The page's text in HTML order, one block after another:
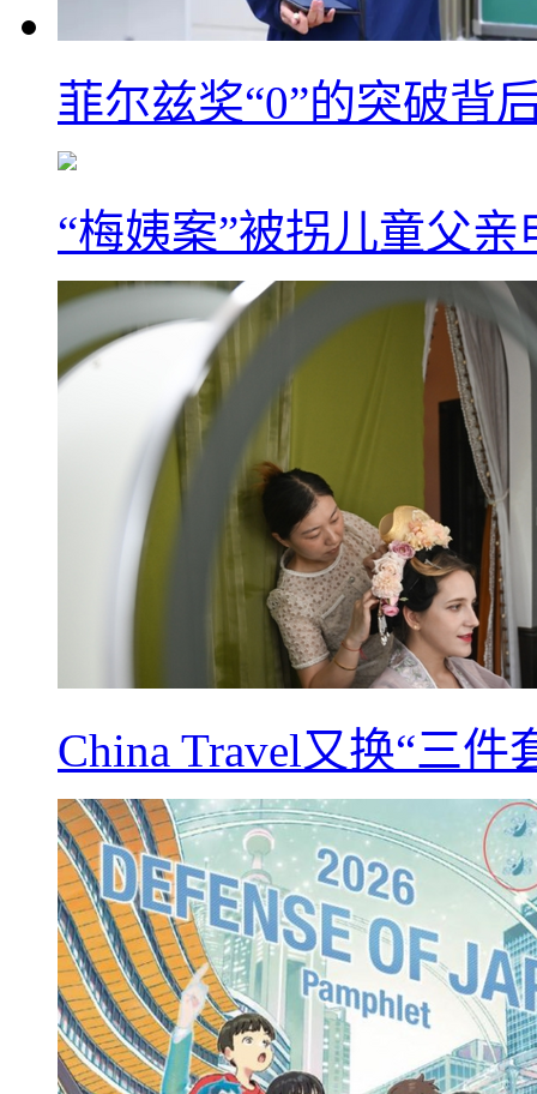
菲尔兹奖“0”的突破背
“梅姨案”被拐儿童父
China Travel又换“三